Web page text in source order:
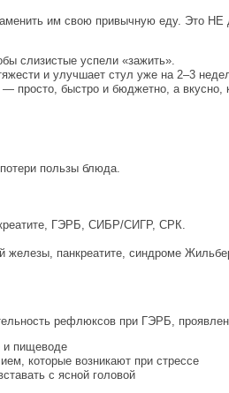
им свою привычную еду. Это
слизистые успели «зажить».
и улучшает стул уже на 2–3
просто, быстро и бюджетно, а вкусно,
пользы блюда.
ГЭРБ, СИБР/СИГР, СРК.
железы, панкреатите, синдроме
рефлюксов при ГЭРБ,
и пищеводе
которые возникают при стрессе
с ясной головой